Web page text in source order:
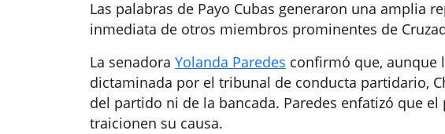
Las palabras de Payo Cubas generaron una amplia
inmediata de otros miembros prominentes de
La senadora Yolanda Paredes confirmó que, aunque
dictaminada por el tribunal de conducta partidario,
del partido ni de la bancada. Paredes enfatizó que
traicionen su causa.